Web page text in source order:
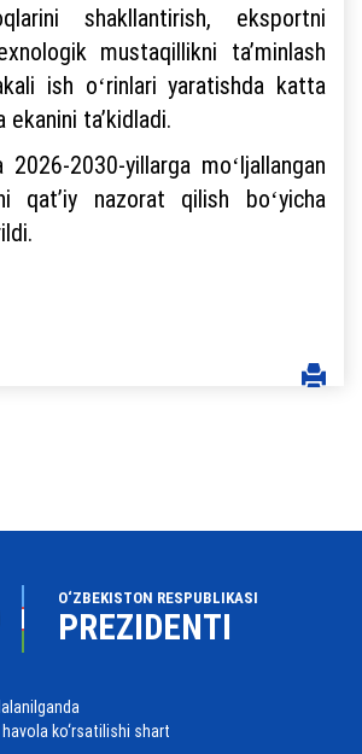
shakllantirish, eksportni
mustaqillikni taʼminlash
ish oʻrinlari yaratishda katta
ekanini taʼkidladi.
2026-2030-yillarga moʻljallangan
qatʼiy nazorat qilish boʻyicha
O‘ZBEKISTON RESPUBLIKASI
PREZIDENTI
ko‘rsatilishi shart